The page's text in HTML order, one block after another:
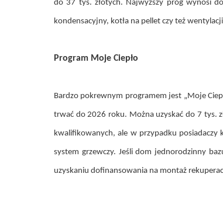
do 37 tys. złotych. Najwyższy próg wynosi
kondensacyjny, kotła na pellet czy też
Program Moje Ciepło
Bardzo pokrewnym programem jest „Moje
trwać do 2026 roku. Można uzyskać do 7 tys.
kwalifikowanych, ale w przypadku posiadaczy
system grzewczy. Jeśli dom jednorodzinny
uzyskaniu dofinansowania na montaż